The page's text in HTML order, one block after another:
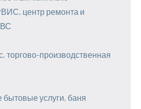
центр ремонта и
торгово-производственная
услуги, баня